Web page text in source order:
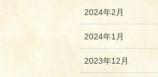
2024年2月
2024年1月
2023年12月